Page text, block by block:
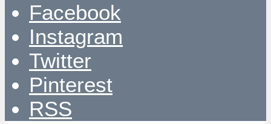
Facebook
Instagram
Twitter
Pinterest
RSS